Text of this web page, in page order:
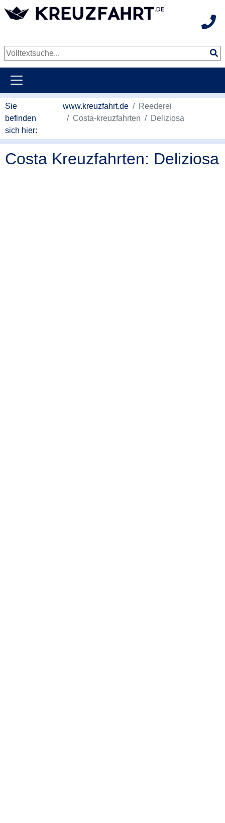
Sie
befinden
sich hier:
www.kreuzfahrt.de
Reederei
Costa-kreuzfahrten
Deliziosa
Costa Kreuzfahrten: Deliziosa